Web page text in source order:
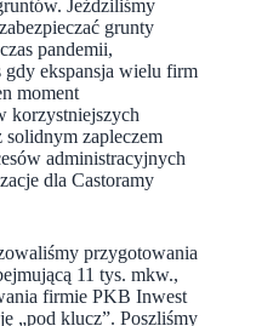
Jeździliśmy
grunty
pandemii,
gdy ekspansja wielu firm
moment
korzystniejszych
zapleczem
administracyjnych
dla Castoramy
przygotowania
11 tys. mkw.,
firmie PKB Inwest
„pod klucz”. Poszliśmy